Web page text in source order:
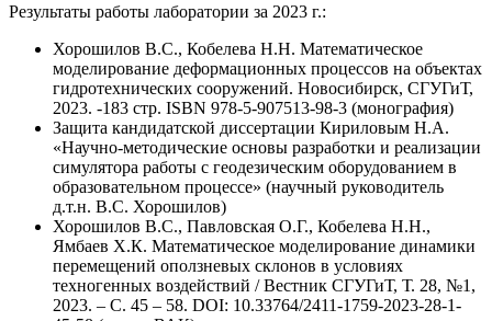
Результаты работы лаборатории за 2023 г.:
Хорошилов В.С., Кобелева Н.Н. Математическое
моделирование деформационных процессов на объектах
гидротехнических сооружений. Новосибирск, СГУГиТ,
2023. -183 стр. ISBN 978-5-907513-98-3 (монография)
Защита кандидатской диссертации Кириловым Н.А.
«Научно-методические основы разработки и реализации
симулятора работы с геодезическим оборудованием в
образовательном процессе» (научный руководитель
д.т.н. В.С. Хорошилов)
Хорошилов В.С., Павловская О.Г., Кобелева Н.Н.,
Ямбаев Х.К. Математическое моделирование динамики
перемещений оползневых склонов в условиях
техногенных воздействий / Вестник СГУГиТ, Т. 28, №1,
2023. – С. 45 – 58. DOI: 10.33764/2411-1759-2023-28-1-